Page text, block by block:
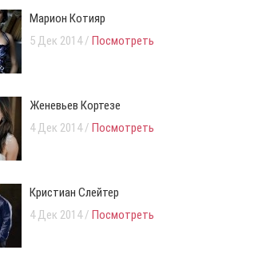
Марион Котияр
5 Дек 2014 /Посмотреть
Женевьев Кортезе
4 Дек 2014 /Посмотреть
Кристиан Слейтер
4 Дек 2014 /Посмотреть